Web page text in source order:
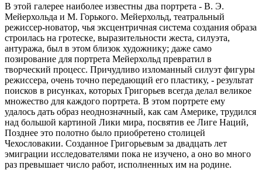
В этой галерее наиболее известны два портрета - В. Э.
Мейерхольда и М. Горького. Мейерхольд, театральный
режиссер-новатор, чья эксцентричная система создания образа
строилась на гротеске, выразительности жеста, силуэта,
антуража, был в этом близок художнику; даже само
позирование для портрета Мейерхольд превратил в
творческий процесс. Причудливо изломанный силуэт фигуры
режиссера, очень точно передающий его пластику, - результат
поисков в рисунках, которых Григорьев всегда делал великое
множество для каждого портрета. В этом портрете ему
удалось дать образ неоднозначный, как сам Америке, трудился
над большой картиной Лики мира, посвятив ее Лиге Наций,
Позднее это полотно было приобретено столицей
Чехословакии. Созданное Григорьевым за двадцать лет
эмиграции исследователями пока не изучено, а оно во много
раз превышает число работ, исполненных им на родине.